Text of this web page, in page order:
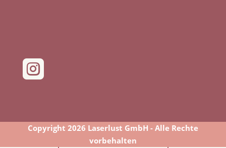

Copyright 2026 Laserlust GmbH - Alle Rechte
vorbehalten